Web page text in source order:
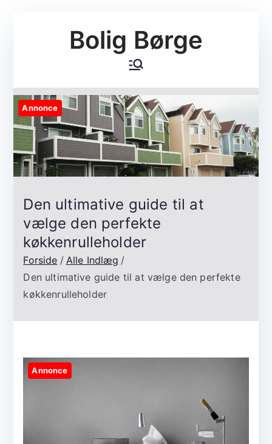
Bolig Børge
Annonce
Den ultimative guide til at
vælge den perfekte
køkkenrulleholder
Forside
Alle Indlæg
Den ultimative guide til at vælge den perfekte
køkkenrulleholder
Annonce